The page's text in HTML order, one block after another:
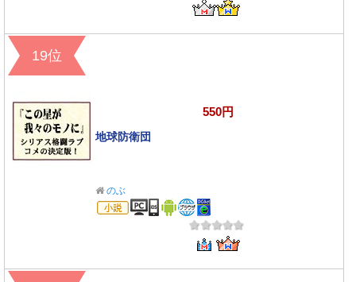
19位
550円
地球防衛団
のぶ
小説